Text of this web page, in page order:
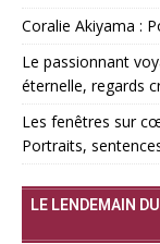
Coralie Akiyama :
Le passionnant
éternelle, regards
Les fenêtres sur
Portraits,
LE LENDEMAIN